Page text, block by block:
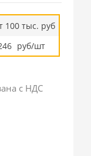
100 тыс. руб
руб/шт
с НДС